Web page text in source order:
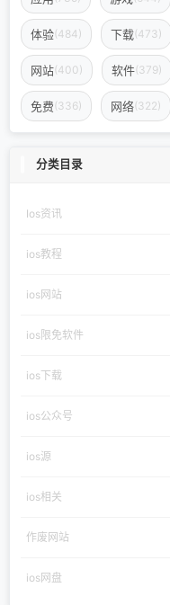
体验(484) 下载(473)
网站(400) 软件(379)
免费(336) 网络(322)
分类目录
Ios资讯
ios教程
ios网站
ios限免软件
ios下载
ios公众号
ios源
ios相关
作废网站
ios网盘